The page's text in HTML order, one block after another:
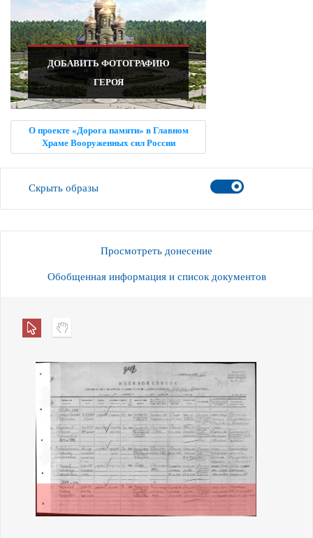
ДОБАВИТЬ ФОТОГРАФИЮ
ГЕРОЯ
О проекте «Дорога памяти» в Главном
Храме Вооруженных сил России
Скрыть образы
Просмотреть донесение
Обобщенная информация и список документов